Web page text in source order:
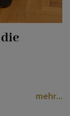
mehr